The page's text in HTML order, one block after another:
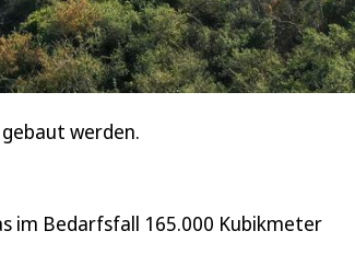
werden.
im Bedarfsfall 165.000 Kubikmeter